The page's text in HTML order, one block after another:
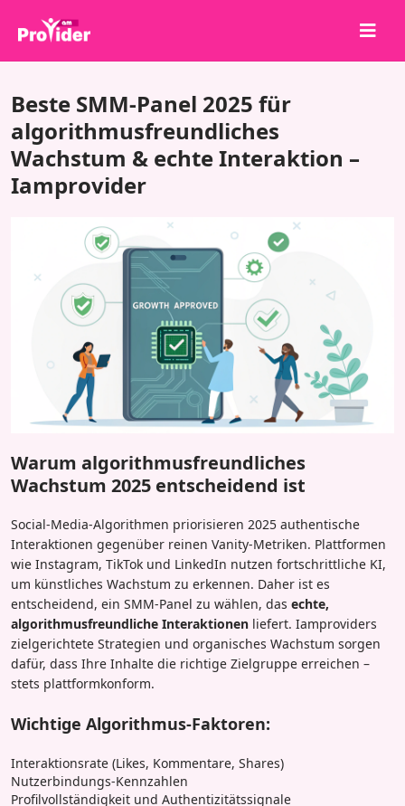
Über uns
Anmelden
Registrieren
Bedingungen
Beste SMM-Panel 2025 für
algorithmusfreundliches
Wachstum & echte Interaktion –
Iamprovider
Warum algorithmusfreundliches
Wachstum 2025 entscheidend ist
Social-Media-Algorithmen priorisieren 2025 authentische
Interaktionen gegenüber reinen Vanity-Metriken. Plattformen
wie Instagram, TikTok und LinkedIn nutzen fortschrittliche KI,
um künstliches Wachstum zu erkennen. Daher ist es
entscheidend, ein SMM-Panel zu wählen, das echte,
algorithmusfreundliche Interaktionen liefert. Iamproviders
zielgerichtete Strategien und organisches Wachstum sorgen
dafür, dass Ihre Inhalte die richtige Zielgruppe erreichen –
stets plattformkonform.
Wichtige Algorithmus-Faktoren:
Interaktionsrate (Likes, Kommentare, Shares)
Nutzerbindungs-Kennzahlen
Profilvollständigkeit und Authentizitätssignale